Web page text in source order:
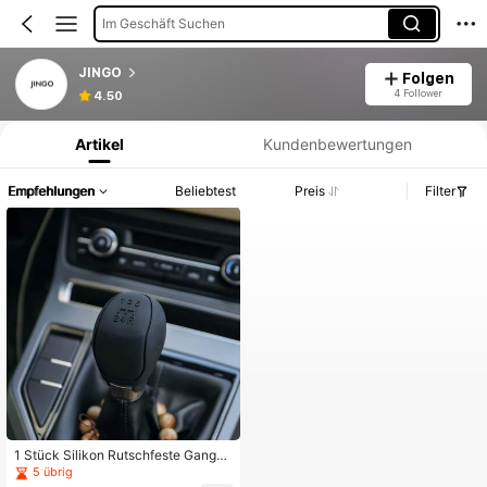
Im Geschäft Suchen
JINGO
4.50
Folgen
4 Follower
Produktinformation: Preisangabe, Verkaufs- und Lagerbestandsdetails.
Artikel Kundenbewertungen
Empfehlungen Beliebtest Preis Filter
1 Stück Silikon Rutschfeste Gangsc
haltknauf Abdeckung für Auto
5 übrig